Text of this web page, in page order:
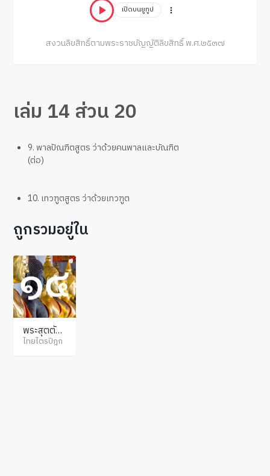
เปิดบนยูทูป
สงวนลิขสิทธิ์ตามพระราชบัญญัติลิขสิทธิ์ พ.ศ.๒๕๓๗
เล่ม 14 ส่วน 20
9. พาลปัณฑิตสูตร ว่าด้วยคนพาลและบัณฑิต
(ต่อ)
10. เทวฑูตสูตร ว่าด้วยเทวฑูต
ถูกรวมอยู่ใน
พระสุตตัน
ตปิฎก มัชฌิ
ไทยไตรปิฎก